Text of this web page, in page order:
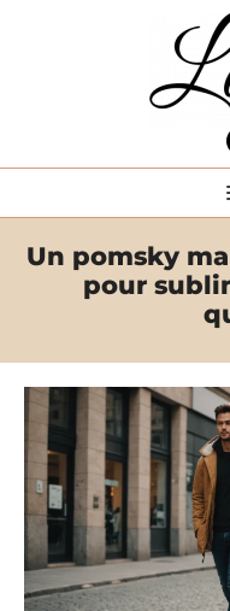
Un pomsky
pour